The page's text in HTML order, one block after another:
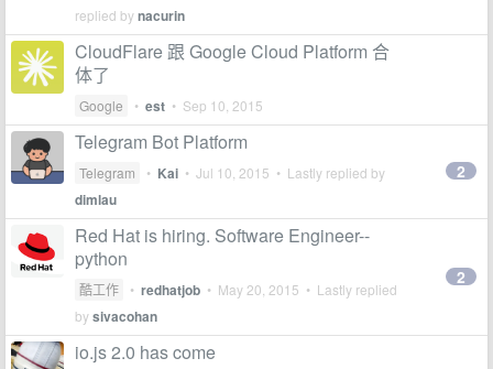
replied bynacurin
CloudFlare 跟 Google Cloud Platform 合
体了
Google • est • Sep 10, 2015
Telegram Bot Platform
Telegram • Kai • Jul 10, 2015 • Lastly replied by
dimlau
2
Red Hat is hiring. Software Engineer--
python
酷工作 • redhatjob • May 20, 2015 • Lastly replied
bysivacohan
2
io.js 2.0 has come